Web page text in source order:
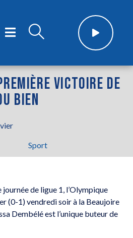
VICTOIRE DE
BIEN
Sport
journée de ligue 1, l’Olympique
(0-1) vendredi soir à la Beaujoire
Dembélé est l’unique buteur de